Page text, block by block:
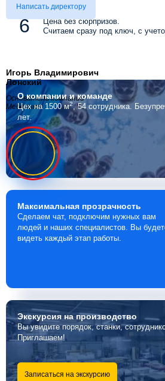
Цена без сюрпризов.
Считаем сразу под ключ, с
Написать директору
Игорь Владимирович
Лонский
Основатель компании
Мебелино
О компаниии команде
Цех на 1500 м2, 54 сотрудника.
лет.
Максимальная прозрачность
Сделаем чат, подключим нужных вам
людей и наших специалистов. Вы
видеть каждый этап работы.
Экскурсияна производство
Вы увидите порядок, станки,
Приглашаем!
Записаться на экскурсию